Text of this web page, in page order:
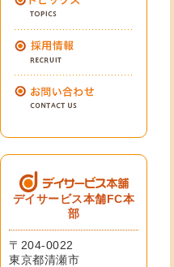
デイサービス本舗FC本
部
〒204-0022
東京都清瀬市